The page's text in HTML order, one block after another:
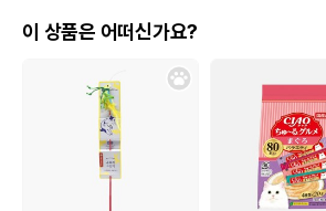
이 상품은 어떠신가요?